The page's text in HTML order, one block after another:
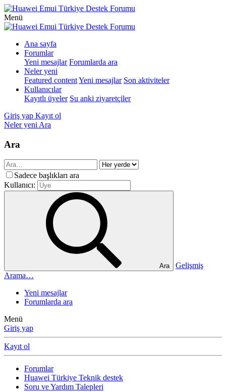
Menü
Ana sayfa
Forumlar
Yeni mesajlar Forumlarda ara
Neler yeni
Featured contentYeni mesajlar Son aktiviteler
Kullanıcılar
Kayıtlı üyeler Şu anki ziyaretçiler
Giriş yap Kayıt ol
Neler yeni Ara
Ara
Sadece başlıkları ara
Kullanıcı:
Ara
Gelişmiş
Arama…
Yeni mesajlar
Forumlarda ara
Menü
Giriş yap
Kayıt ol
Forumlar
Huawei Türkiye Teknik destek
Soru ve Yardım Talepleri